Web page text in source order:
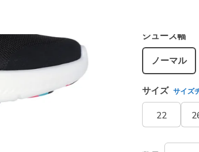
シューズ幅
ノーマル
サイズ サイズ
22